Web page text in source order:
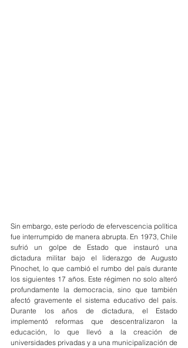
Sin embargo, este período de efervescencia política
fue interrumpido de manera abrupta. En 1973, Chile
sufrió un golpe de Estado que instauró una
dictadura militar bajo el liderazgo de Augusto
Pinochet, lo que cambió el rumbo del país durante
los siguientes 17 años. Este régimen no solo alteró
profundamente la democracia, sino que también
afectó gravemente el sistema educativo del país.
Durante los años de dictadura, el Estado
implementó reformas que descentralizaron la
educación, lo que llevó a la creación de
universidades privadas y a una municipalización de